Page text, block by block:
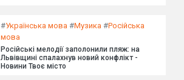
#Українська мова #Музика #Російська
мова
Російські мелодії заполонили пляж: на
Львівщині спалахнув новий конфлікт -
Новини Твоє місто